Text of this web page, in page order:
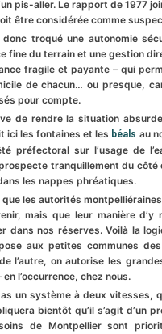
pis-aller. Le rapport de 1977
être considérée comme
donc troqué une autonomie
fine du terrain et une gestion
fragile et payante – qui
de chacun… ou presque,
pour compte.
de rendre la situation
ici les fontaines et les béals au
préfectoral sur l’usage de
tranquillement du côté
les nappes phréatiques.
que les autorités
mais que leur manière d’y
dans nos réserves. Voilà la
aux petites communes
l’autre, on autorise les
en l’occurrence, chez nous.
un système à deux vitesses,
bientôt qu’il s’agit d’un
de Montpellier sont